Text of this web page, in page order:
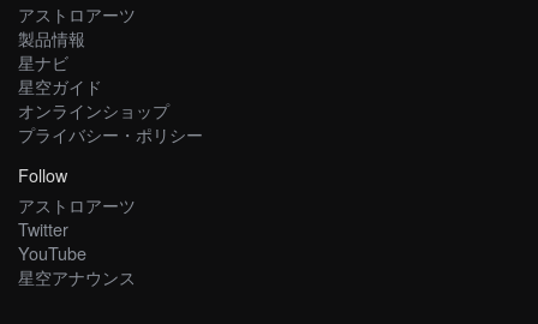
アストロアーツ
製品情報
星ナビ
星空ガイド
オンラインショップ
プライバシー・ポリシー
Follow
アストロアーツ
Twitter
YouTube
星空アナウンス